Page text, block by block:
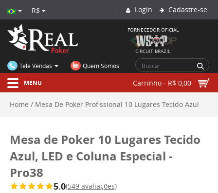
R$
FORNECEDOR OFICIAL
CIRCUIT BRAZIL
Login Cadastre-se
Carrinho - R$ 0,00
Tele Vendas Quem Somos
MENU
Home Mesa De Poker Profissional 10 Lugares Tecido Azul
Lugares Tecido Azul, LED e Coluna Especial - Pro38
Mesa de Poker 10 Lugares Tecido
Azul, LED e Coluna Especial -
Pro38
5.0(549 avaliações)